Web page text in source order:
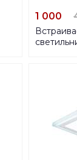
1 000